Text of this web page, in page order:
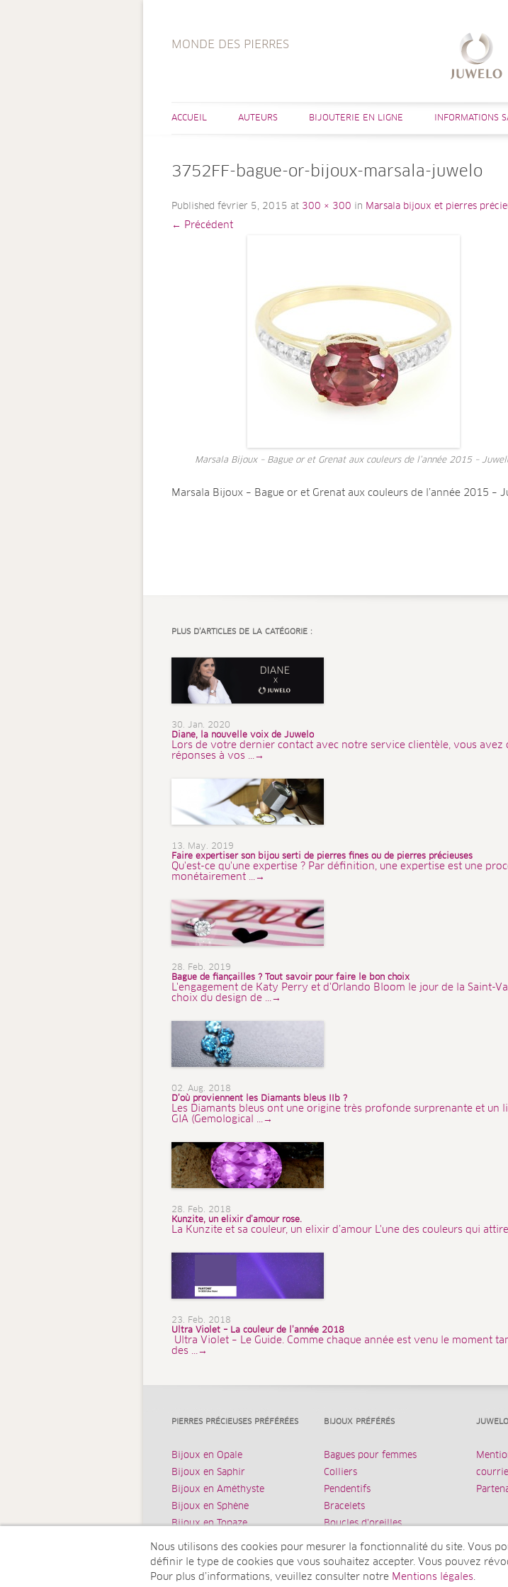
MONDE DES PIERRES
ACCUEIL AUTEURS BIJOUTERIE EN LIGNE INFORMATIONS
3752FF-bague-or-bijoux-marsala-juwelo
Published février 5, 2015 at 300 × 300 in Marsala bijoux et pierres
← Précédent
Marsala Bijoux – Bague or et Grenat aux couleurs de l’année 2015 –
Marsala Bijoux – Bague or et Grenat aux couleurs de l’année 2015 –
PLUS D’ARTICLES DE LA CATÉGORIE :
30. Jan. 2020
Diane, la nouvelle voix de Juwelo
Lors de votre dernier contact avec notre service clientèle, vous
réponses à vos ...→
13. May. 2019
Faire expertiser son bijou serti de pierres fines ou de pierres précieuses
Qu'est-ce qu'une expertise ? Par définition, une expertise est une
monétairement ...→
28. Feb. 2019
Bague de fiançailles ? Tout savoir pour faire le bon choix
L'engagement de Katy Perry et d'Orlando Bloom le jour de la Saint-
choix du design de ...→
02. Aug. 2018
D’où proviennent les Diamants bleus IIb ?
Les Diamants bleus ont une origine très profonde surprenante et un
GIA (Gemological ...→
28. Feb. 2018
Kunzite, un elixir d’amour rose.
La Kunzite et sa couleur, un elixir d’amour L'une des couleurs qui
23. Feb. 2018
Ultra Violet – La couleur de l’année 2018
Ultra Violet – Le Guide. Comme chaque année est venu le moment
des ...→
PIERRES PRÉCIEUSES PRÉFÉRÉES
Bijoux en Opale
Bijoux en Saphir
Bijoux en Améthyste
Bijoux en Sphène
Bijoux en Topaze
BIJOUX PRÉFÉRÉS
Bagues pour femmes
Colliers
Pendentifs
Bracelets
Boucles d’oreilles
JUWELO
Nous utilisons des cookies pour mesurer la fonctionnalité du site. Vous
définir le type de cookies que vous souhaitez accepter. Vous pouvez
Pour plus d’informations, veuillez consulter notre Mentions légales.